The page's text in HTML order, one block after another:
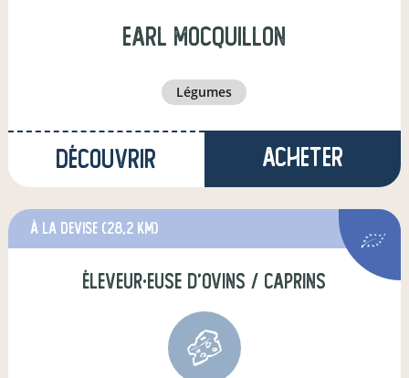
EARL MOCQUILLON
légumes
Découvrir Acheter
à La Devise (28,2 km)
éleveur·euse d'ovins / caprins